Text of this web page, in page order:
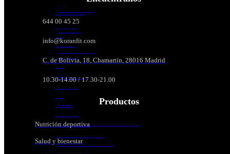
cereales
Harina
de
avena
Copos
de
arroz
REIGN
KORANFIT
BIOCOP
ESSENTIAL NUTRITION
ALL NUTRITION
de
producto
644 00 45 25
info@koranfit.com
C. de Bolivia, 18, Chamartín, 28016 Madrid
10.30-14.00 / 17.30-21.00
Productos
Nutrición deportiva
Salud y bienestar